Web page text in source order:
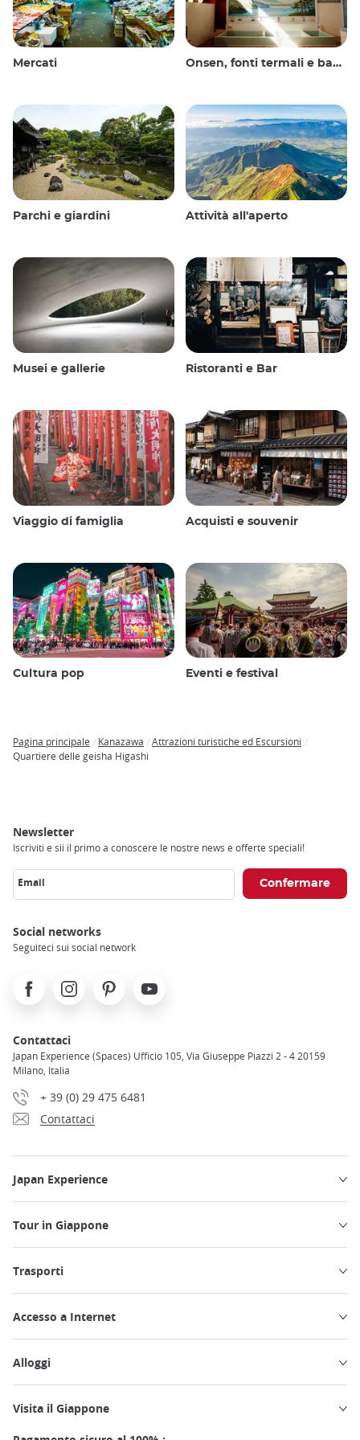
Mercati Onsen, fonti termali e bagni pubblici
Parchi e giardini Attività all'aperto
Musei e gallerie Ristoranti e Bar
Viaggio di famiglia Acquisti e souvenir
Cultura pop Eventi e festival
Breadcrumb
Pagina principale Kanazawa
Attrazioni turistiche ed Escursioni
Quartiere delle geisha Higashi
Newsletter
Iscriviti e sii il primo a conoscere le nostre news e offerte speciali!
Email
Social networks
Seguiteci sui social network
FacebookInstagramPinterest Youtube
Contattaci
Japan Experience (Spaces) Ufficio 105, Via Giuseppe Piazzi 2 - 4 20159
Milano, Italia
+ 39 (0) 29 475 6481
Contattaci
Japan Experience
Tour in Giappone
Trasporti
Accesso a Internet
Alloggi
Visita il Giappone